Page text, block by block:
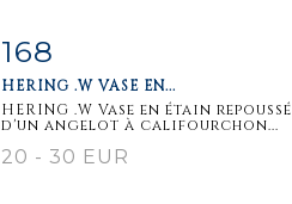
Item detail
168
HERING .W VASE EN...
HERING .W Vase en étain repoussé
d'un angelot à califourchon...
20 - 30 EUR